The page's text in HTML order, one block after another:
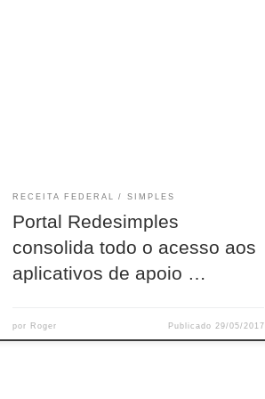
RECEITA FEDERAL SIMPLES
Portal Redesimples
consolida todo o acesso aos
aplicativos de apoio …
por Roger Publicado 29/05/2017